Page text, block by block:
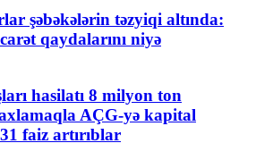
şəbəkələrin təzyiqi altında:
qaydalarını niyə
hasilatı 8 milyon ton
AÇG-yə kapital
faiz artırıblar